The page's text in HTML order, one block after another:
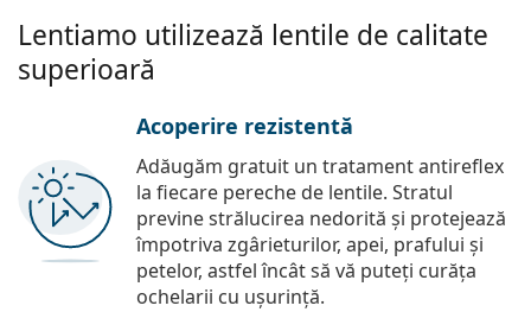
Lentiamo utilizează lentile de calitate
superioară
Acoperire rezistentă
Adăugăm gratuit un tratament antireflex
la fiecare pereche de lentile. Stratul
previne strălucirea nedorită și protejează
împotriva zgârieturilor, apei, prafului și
petelor, astfel încât să vă puteți curăța
ochelarii cu ușurință.